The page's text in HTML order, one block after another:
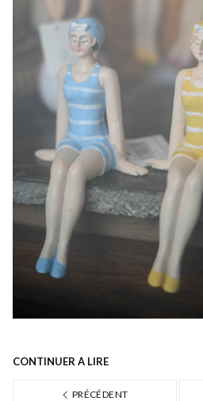
CONTINUER À LIRE
PRÉCÉDENT